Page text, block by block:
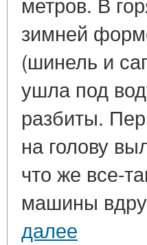
зимней
(шинель и
ушла под
разбиты.
на голову
что же все-
машины
далее